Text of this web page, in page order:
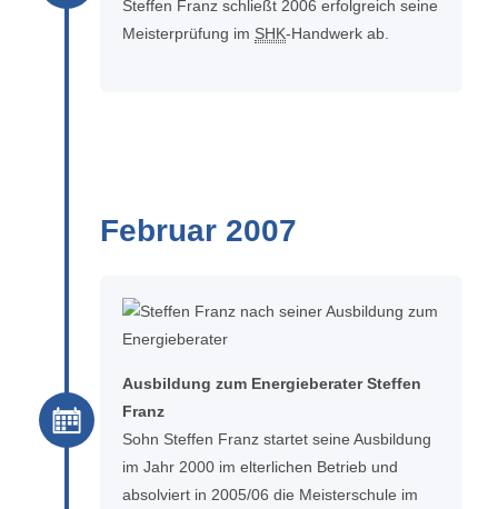
Steffen Franz schließt 2006 erfolgreich seine
Meisterprüfung im SHK-Handwerk ab.
Februar 2007
Ausbildung zum Energieberater Steffen
Franz
Sohn Steffen Franz startet seine Ausbildung
im Jahr 2000 im elterlichen Betrieb und
absolviert in 2005/06 die Meisterschule im